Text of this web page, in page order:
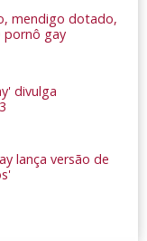
mendigo dotado,
pornô gay
divulga
lança versão de